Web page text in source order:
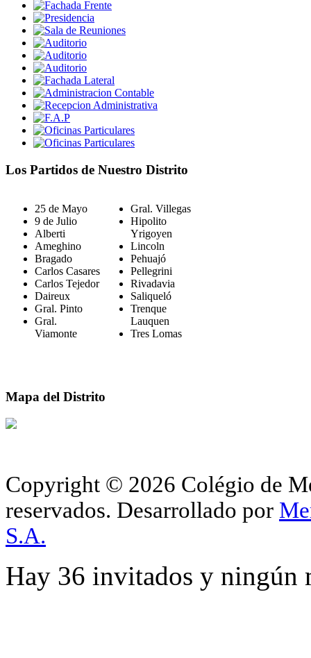
Los Partidos de Nuestro Distrito
25 de Mayo
9 de Julio
Alberti
Ameghino
Bragado
Carlos Casares
Carlos Tejedor
Daireux
Gral. Pinto
Gral.
Viamonte
Gral. Villegas
Hipolito
Yrigoyen
Lincoln
Pehuajó
Pellegrini
Rivadavia
Saliqueló
Trenque
Lauquen
Tres Lomas
Mapa del Distrito
Copyright © 2026 Colégio de
reservados. Desarrollado por
S.A.
Hay 36 invitados y ningún